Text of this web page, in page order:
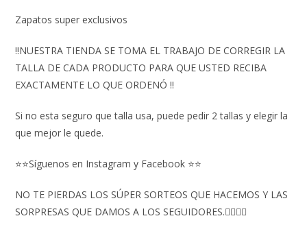
Zapatos super exclusivos
‼️NUESTRA TIENDA SE TOMA EL TRABAJO DE CORREGIR LA
TALLA DE CADA PRODUCTO PARA QUE USTED RECIBA
EXACTAMENTE LO QUE ORDENÓ ‼️
Si no esta seguro que talla usa, puede pedir 2 tallas y elegir la
que mejor le quede.
⭐⭐Síguenos en Instagram y Facebook ⭐⭐
NO TE PIERDAS LOS SÚPER SORTEOS QUE HACEMOS Y LAS
SORPRESAS QUE DAMOS A LOS SEGUIDORES.👇🏻👇🏻